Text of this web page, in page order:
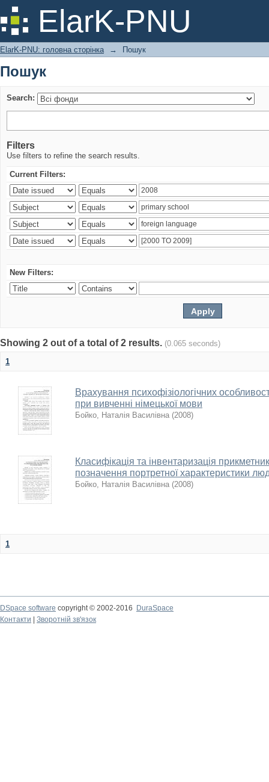
ElarK-PNU
Пошук
ElarK-PNU: головна сторінка → Пошук
Пошук
Search:
Filters
Use filters to refine the search results.
Current Filters:
New Filters:
Showing 2 out of a total of 2 results. (0.065 seconds)
1
Врахування психофізіологічних
при вивченні німецької мови
Бойко, Наталія Василівна (2008)
Класифікація та інвентаризація
позначення портретної характеристики
Бойко, Наталія Василівна (2008)
1
DSpace software copyright © 2002-2016
DuraSpace
Контакти
Зворотній зв'язок